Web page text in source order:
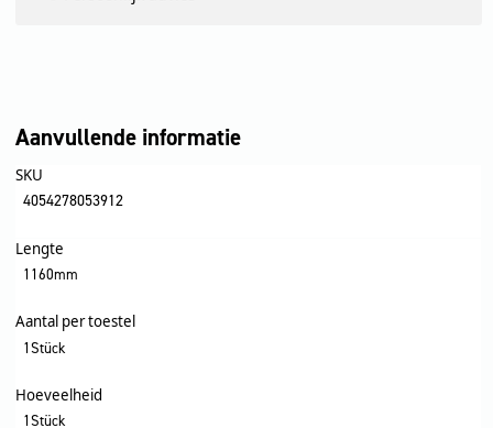
Aanvullende informatie
SKU
4054278053912
Lengte
1160mm
Aantal per toestel
1Stück
Hoeveelheid
1Stück